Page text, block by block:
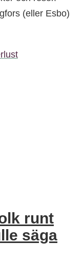
(eller Esbo)
runt
säga